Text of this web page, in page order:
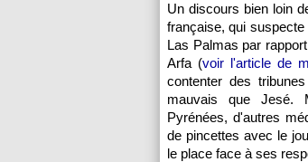
Un discours bien loin
française, qui
Las Palmas par
Arfa (voir l'article de
contenter des
mauvais que Jesé.
Pyrénées, d'autres
de pincettes avec le
le place face à ses